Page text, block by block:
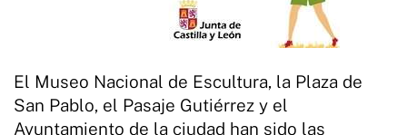
El Museo Nacional de Escultura, la Plaza de
San Pablo, el Pasaje Gutiérrez y el
Ayuntamiento de la ciudad han sido las